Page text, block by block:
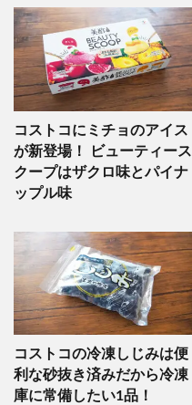
コストコにミチョのアイス
が新登場！ ビューティース
クープはザクロ味とパイナ
ップル味
コストコの冷凍しじみは便
利な砂抜き済みだから冷凍
庫に常備したい1品！